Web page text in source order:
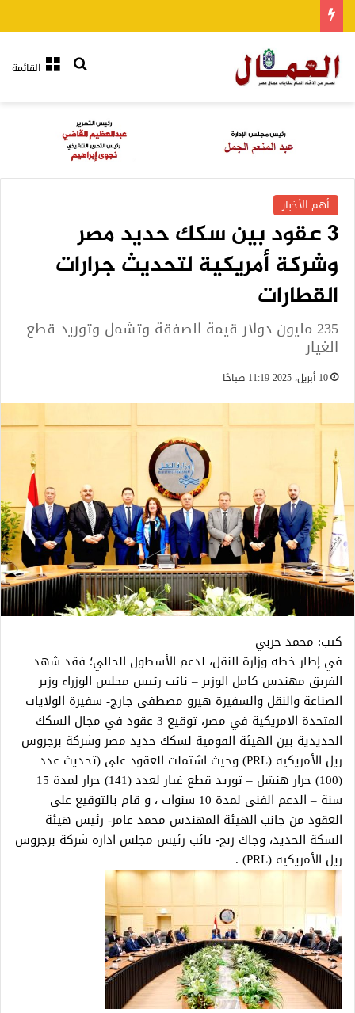
القائمةبحث عن
أهم الأخبار
3 عقود بين سكك حديد مصر
وشركة أمريكية لتحديث جرارات
القطارات
235 مليون دولار قيمة الصفقة وتشمل وتوريد قطع
الغيار
10 أبريل، 2025 11:19 صباحًا
كتب: محمد حربي
في إطار خطة وزارة النقل، لدعم الأسطول الحالي؛ فقد شهد
الفريق مهندس كامل الوزير – نائب رئيس مجلس الوزراء وزير
الصناعة والنقل والسفيرة هيرو مصطفى جارج- سفيرة الولايات
المتحدة الامريكية في مصر، توقيع 3 عقود في مجال السكك
الحديدية بين الهيئة القومية لسكك حديد مصر وشركة برجروس
ريل الأمريكية (PRL) وحيث اشتملت العقود على (تحديث عدد
(100) جرار هنشل – توريد قطع غيار لعدد (141) جرار لمدة 15
سنة – الدعم الفني لمدة 10 سنوات ، و قام بالتوقيع على
العقود من جانب الهيئة المهندس محمد عامر- رئيس هيئة
السكة الحديد، وجاك زنج- نائب رئيس مجلس ادارة شركة برجروس
ريل الأمريكية (PRL) .